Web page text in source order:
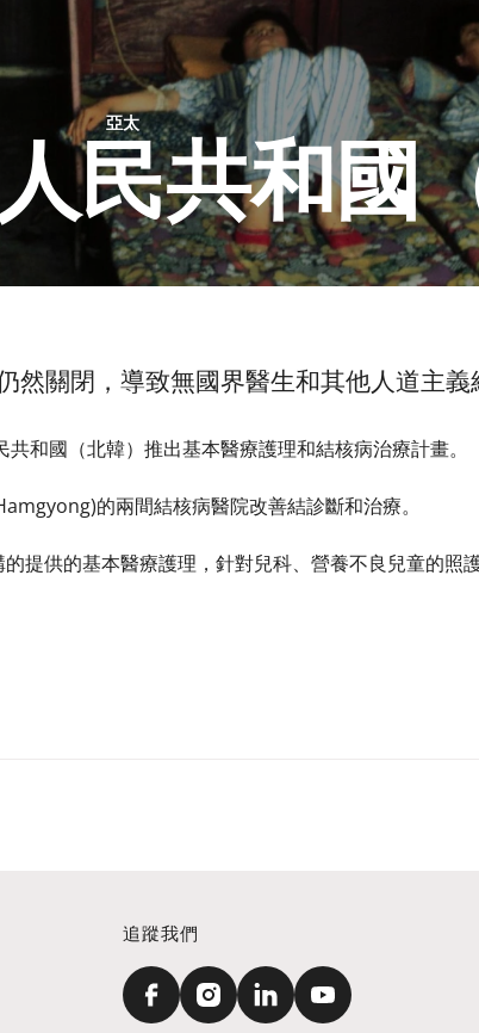
亞太
民共和國
然關閉，導致無國界醫生和其他人道主
和國（北韓）推出基本醫療護理和結核病治療計畫。
的兩間結核病醫院改善結診斷和治療。
提供的基本醫療護理，針對兒科、營養不良兒童的照
追蹤我們